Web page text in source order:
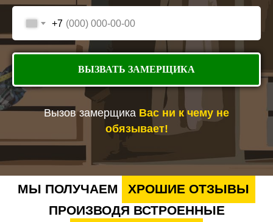
+7
ВЫЗВАТЬ ЗАМЕРЩИКА
Вызов замерщика Вас ни к чему не
обязывает!
МЫ ПОЛУЧАЕМ
ХРОШИЕ ОТЗЫВЫ
ПРОИЗВОДЯ ВСТРОЕННЫЕ